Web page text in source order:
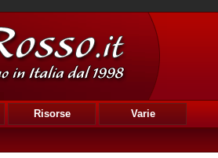
Risorse Varie